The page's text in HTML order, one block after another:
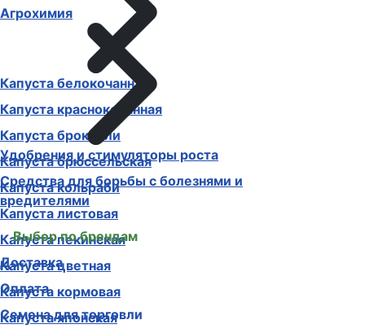
Капуста белокочанная
Капуста краснокочанная
Капуста брокколи
Капуста брюссельская
Капуста кольраби
Капуста листовая
Капуста пекинская
Капуста цветная
Капуста кормовая
Капуста японская
Агрохимия
Удобрения и стимуляторы роста
Средства для борьбы с болезнями и
вредителями
Выбор по брендам
Доставка
Оплата
Семена для торговли